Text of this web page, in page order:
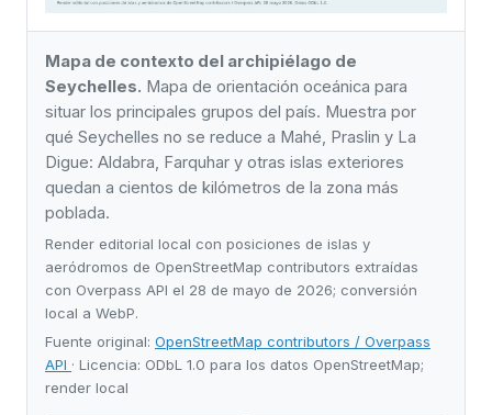
Mapa de contexto del archipiélago de
Seychelles. Mapa de orientación oceánica para
situar los principales grupos del país. Muestra por
qué Seychelles no se reduce a Mahé, Praslin y La
Digue: Aldabra, Farquhar y otras islas exteriores
quedan a cientos de kilómetros de la zona más
poblada.
Render editorial local con posiciones de islas y
aeródromos de OpenStreetMap contributors extraídas
con Overpass API el 28 de mayo de 2026; conversión
local a WebP.
Fuente original: OpenStreetMap contributors / Overpass
API · Licencia: ODbL 1.0 para los datos OpenStreetMap;
render local